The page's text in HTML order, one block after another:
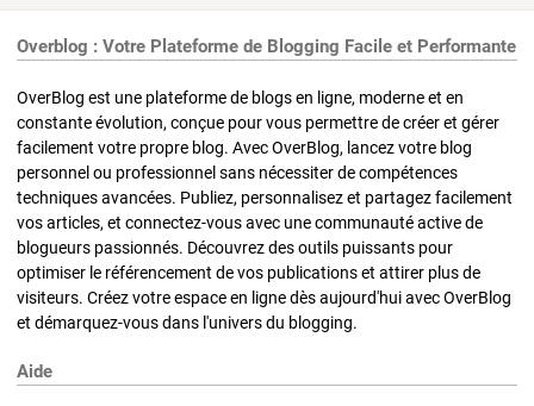
Overblog : Votre Plateforme de Blogging Facile et Performante
OverBlog est une plateforme de blogs en ligne, moderne et en
constante évolution, conçue pour vous permettre de créer et gérer
facilement votre propre blog. Avec OverBlog, lancez votre blog
personnel ou professionnel sans nécessiter de compétences
techniques avancées. Publiez, personnalisez et partagez facilement
vos articles, et connectez-vous avec une communauté active de
blogueurs passionnés. Découvrez des outils puissants pour
optimiser le référencement de vos publications et attirer plus de
visiteurs. Créez votre espace en ligne dès aujourd'hui avec OverBlog
et démarquez-vous dans l'univers du blogging.
Aide